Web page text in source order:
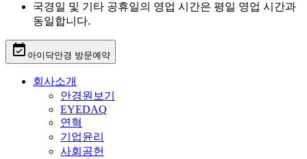
국경일 및 기타 공휴일의 영업 시간은 평일 영업 시간과
동일합니다.
event_available 아이닥안경 방문예약
회사소개
안경원보기
EYEDAQ
연혁
기업윤리
사회공헌